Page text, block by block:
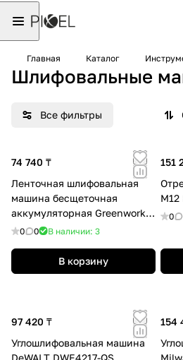
Главная Каталог
Шлифовальные
Все фильтры
74 740 ₸
Ленточная шлифовальная
машина бесщеточная
аккумуляторная Greenworks
G24BS 24 V без АКБ и ЗУ
0 0 В наличии: 3
В корзину
151
M12
0
97 420 ₸
Углошлифовальная машина
DeWALT DWE4217-QS
154